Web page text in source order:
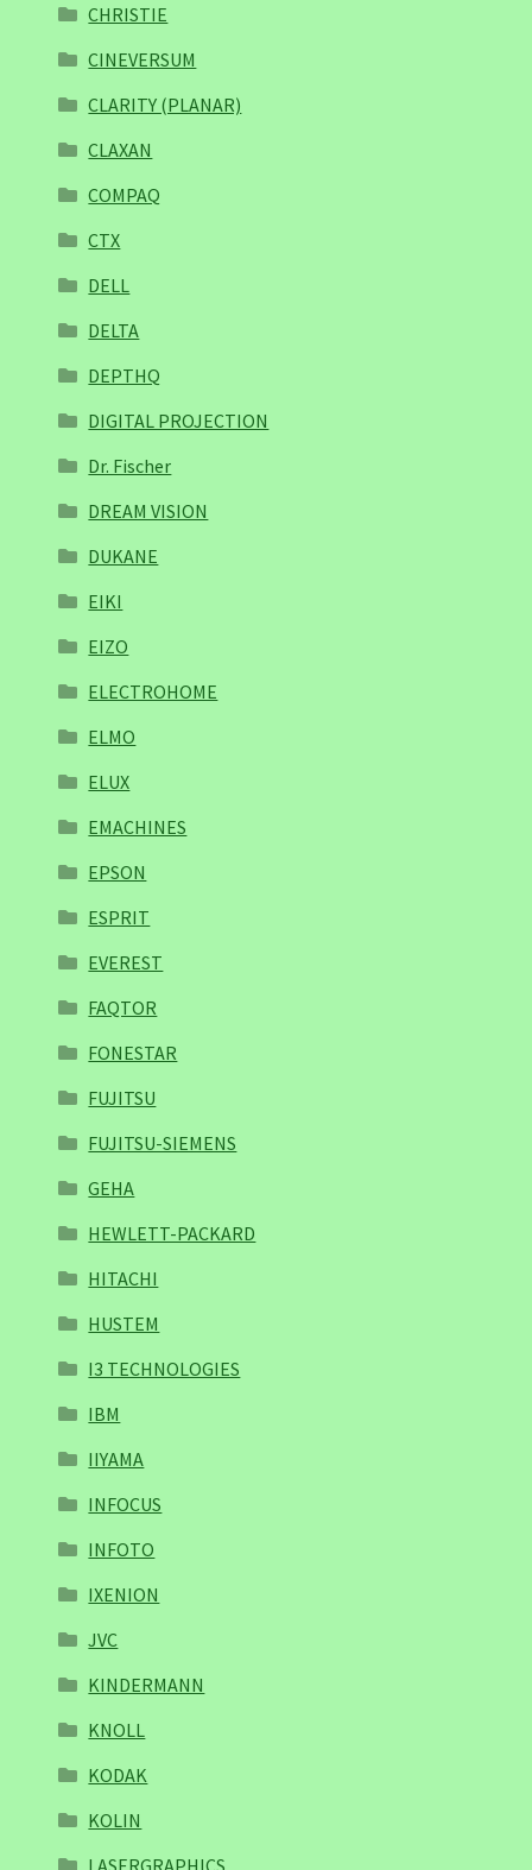
CHRISTIE
CINEVERSUM
CLARITY (PLANAR)
CLAXAN
COMPAQ
CTX
DELL
DELTA
DEPTHQ
DIGITAL PROJECTION
Dr. Fischer
DREAM VISION
DUKANE
EIKI
EIZO
ELECTROHOME
ELMO
ELUX
EMACHINES
EPSON
ESPRIT
EVEREST
FAQTOR
FONESTAR
FUJITSU
FUJITSU-SIEMENS
GEHA
HEWLETT-PACKARD
HITACHI
HUSTEM
I3 TECHNOLOGIES
IBM
IIYAMA
INFOCUS
INFOTO
IXENION
JVC
KINDERMANN
KNOLL
KODAK
KOLIN